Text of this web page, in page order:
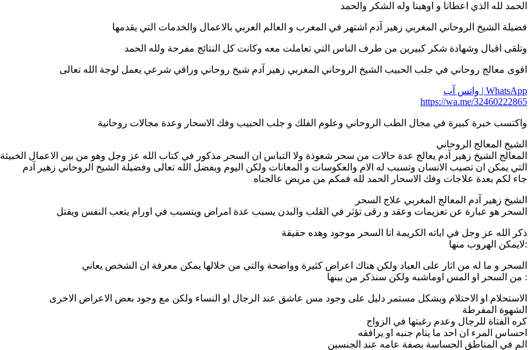
الحمد لله الذي اعطانا و اوهبنا وله الشكر والحمد
فضيلة الشيخ الروحاني المغربي زهير آدم اشتهر في المغرب و العالم العربي بالاعمال والخدمات التي يقدمها
وتلقى اقبال وشهادة شكر كبيرين من طرف الناس التي تعاملت معه وكانت كل النتائج مفرحة ولله الحمد
اقوى معالج روحاني في جلب الحبيب الشيخ الروحاني المغربي زهير آدم شيخ روحاني وراقي شرعي يعمل لوجة الله تعالى
WhatsApp | واتس آب
https://wa.me/32460222865
واكتسب خبرة كبيرة في مجال الطب الروحاني وعلوم الفلك و جلب الحبيب وفك الاسحار وعدة مجالات روحانية
الشيخ المعالج الروحاني
المعالج الشيخ زهير آدم يعالج عدة حالات من سحر شعوذة ولا التباس ان السحر مذكور في كتاب الله عز وجل وهو من بين الاعمال الخبيثة
التي يمكن ان تصيب الانسان وتسبب له الام والعكوسات و المعانات ولكن اليوم وبفضل الله تعالى وفضيلة الشيخ الروحاني زهير آدم
جاء لكم بعدة علاجات وفك الاسحار الحمد لله فمكم من مريض عالجناه
الشيخ زهير آدم المعالج المغربي علاج السحر
السحر هو عبارة عن تعزيمات وعقد و رقى تؤثر في القلب والبدن يسبب عدة امراض ويتسبب في اورام يتعب النفس ويقتل
ذكر الله عز وجل في اياته الكريمة انا السحر موجود وهده حقيقة
:لايمكن الهروب منها
السحر و ما له من اثار على العباد ولكن هناك اعراض كثيرة وواضحة والتي من خلالها يمكن معرفة ان الشخص يعاني
: من السحر او المس اوماشبه ولكن سنذكر من بينها
الاستحلام او الاحتلام وبشكل مستمر دليل على وجود مس عاشق عند الرجال او النساء ولكن مع وجود بعض الاعراض الاخرى
الشهوة المفرطة
كره الفتاة للرجال وعدم رغبتها في الزواج
احساس المرء ان احد ما ينام جنبه او يرافقه
الم في المناطق الحساسة بصفة عامه عند الجنسين